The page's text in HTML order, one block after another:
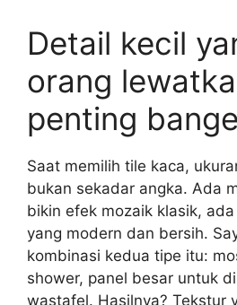
Detail kecil
orang
penting
Saat memilih tile kaca,
bukan sekadar angka. Ada
bikin efek mozaik klasik,
yang modern dan bersih.
kombinasi kedua tipe itu:
shower, panel besar untuk
wastafel. Hasilnya? Tekstur